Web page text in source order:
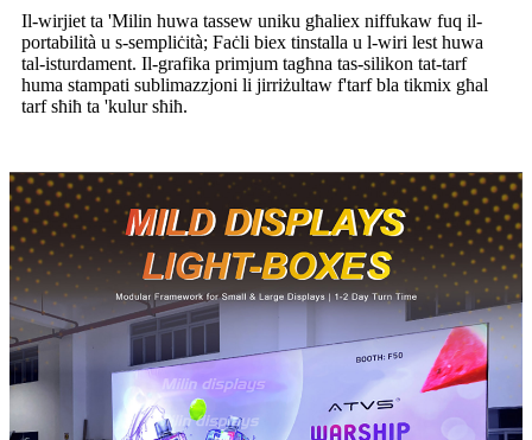
Il-wirjiet ta 'Milin huwa tassew uniku għaliex niffukaw fuq il-
portabilità u s-sempliċità; Faċli biex tinstalla u l-wiri lest huwa
tal-isturdament. Il-grafika primjum tagħna tas-silikon tat-tarf
huma stampati sublimazzjoni li jirriżultaw f'tarf bla tikmix għal
tarf sħiħ ta 'kulur sħiħ.